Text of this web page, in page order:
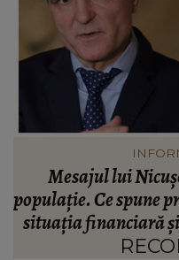
Valentin Sanfira,
mărturisiri a făcut
“Doi ochi